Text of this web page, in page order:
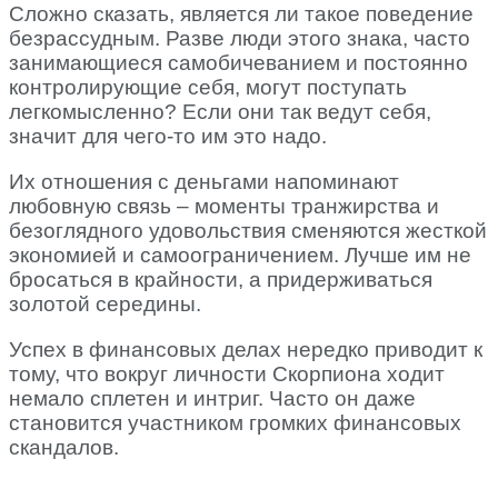
Сложно сказать, является ли такое поведение
безрассудным. Разве люди этого знака, часто
занимающиеся самобичеванием и постоянно
контролирующие себя, могут поступать
легкомысленно? Если они так ведут себя,
значит для чего-то им это надо.
Их отношения с деньгами напоминают
любовную связь – моменты транжирства и
безоглядного удовольствия сменяются жесткой
экономией и самоограничением. Лучше им не
бросаться в крайности, а придерживаться
золотой середины.
Успех в финансовых делах нередко приводит к
тому, что вокруг личности Скорпиона ходит
немало сплетен и интриг. Часто он даже
становится участником громких финансовых
скандалов.